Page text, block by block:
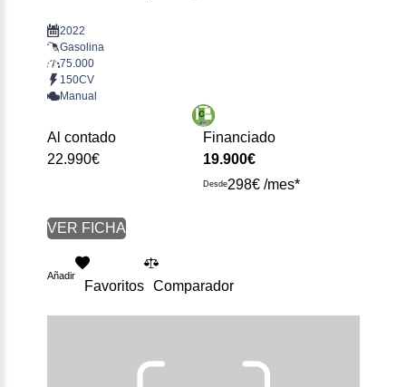
2022
Gasolina
75.000
150CV
Manual
Al contado
22.990€
Financiado
19.900€
Desde298€ /mes*
VER FICHA
Añadir
Favoritos Comparador